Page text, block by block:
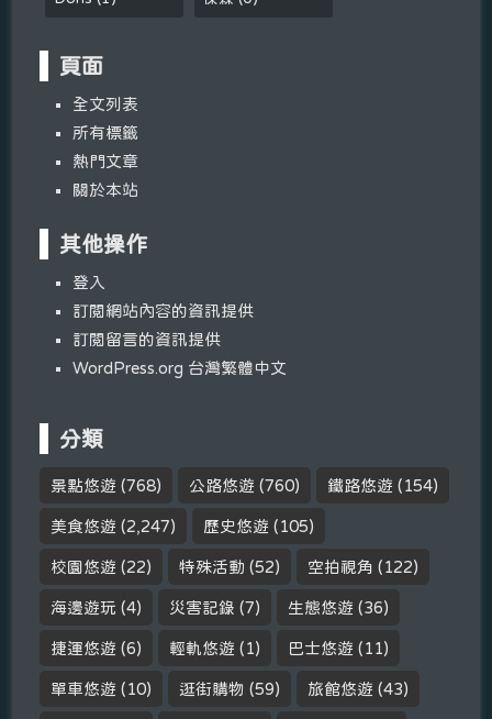
頁面
全文列表
所有標籤
熱門文章
關於本站
其他操作
登入
訂閱網站內容的資訊提供
訂閱留言的資訊提供
WordPress.org 台灣繁體中文
分類
景點悠遊 (768) 公路悠遊 (760) 鐵路悠遊 (154)
美食悠遊 (2,247) 歷史悠遊 (105)
校園悠遊 (22) 特殊活動 (52) 空拍視角 (122)
海邊遊玩 (4) 災害記錄 (7) 生態悠遊 (36)
捷運悠遊 (6) 輕軌悠遊 (1) 巴士悠遊 (11)
單車悠遊 (10) 逛街購物 (59) 旅館悠遊 (43)